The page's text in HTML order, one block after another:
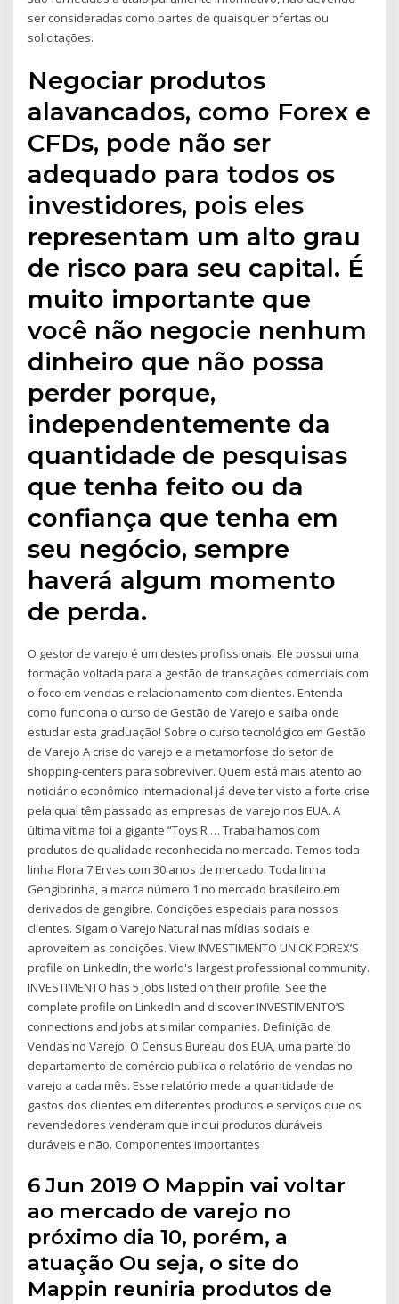
ser consideradas como partes de quaisquer ofertas ou
solicitações.
Negociar produtos
alavancados, como Forex e
CFDs, pode não ser
adequado para todos os
investidores, pois eles
representam um alto grau
de risco para seu capital. É
muito importante que
você não negocie nenhum
dinheiro que não possa
perder porque,
independentemente da
quantidade de pesquisas
que tenha feito ou da
confiança que tenha em
seu negócio, sempre
haverá algum momento
de perda.
O gestor de varejo é um destes profissionais. Ele possui uma
formação voltada para a gestão de transações comerciais com
o foco em vendas e relacionamento com clientes. Entenda
como funciona o curso de Gestão de Varejo e saiba onde
estudar esta graduação! Sobre o curso tecnológico em Gestão
de Varejo A crise do varejo e a metamorfose do setor de
shopping-centers para sobreviver. Quem está mais atento ao
noticiário econômico internacional já deve ter visto a forte crise
pela qual têm passado as empresas de varejo nos EUA. A
última vítima foi a gigante “Toys R … Trabalhamos com
produtos de qualidade reconhecida no mercado. Temos toda
linha Flora 7 Ervas com 30 anos de mercado. Toda linha
Gengibrinha, a marca número 1 no mercado brasileiro em
derivados de gengibre. Condições especiais para nossos
clientes. Sigam o Varejo Natural nas mídias sociais e
aproveitem as condições. View INVESTIMENTO UNICK FOREX’S
profile on LinkedIn, the world's largest professional community.
INVESTIMENTO has 5 jobs listed on their profile. See the
complete profile on LinkedIn and discover INVESTIMENTO’S
connections and jobs at similar companies. Definição de
Vendas no Varejo: O Census Bureau dos EUA, uma parte do
departamento de comércio publica o relatório de vendas no
varejo a cada mês. Esse relatório mede a quantidade de
gastos dos clientes em diferentes produtos e serviços que os
revendedores venderam que inclui produtos duráveis
duráveis e não. Componentes importantes
6 Jun 2019 O Mappin vai voltar
ao mercado de varejo no
próximo dia 10, porém, a
atuação Ou seja, o site do
Mappin reuniria produtos de